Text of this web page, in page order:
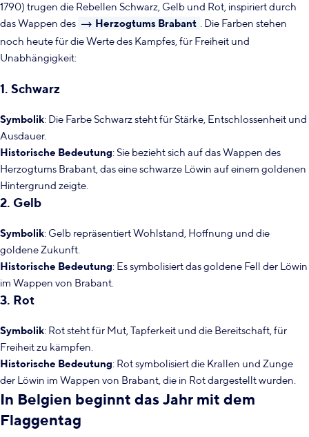
1790) trugen die Rebellen Schwarz, Gelb und Rot, inspiriert durch
das Wappen des
Herzogtums Brabant
. Die Farben stehen
noch heute für die Werte des Kampfes, für Freiheit und
Unabhängigkeit:
1. Schwarz
Symbolik: Die Farbe Schwarz steht für Stärke, Entschlossenheit und
Ausdauer.
Historische Bedeutung: Sie bezieht sich auf das Wappen des
Herzogtums Brabant, das eine schwarze Löwin auf einem goldenen
Hintergrund zeigte.
2. Gelb
Symbolik: Gelb repräsentiert Wohlstand, Hoffnung und die
goldene Zukunft.
Historische Bedeutung: Es symbolisiert das goldene Fell der Löwin
im Wappen von Brabant.
3. Rot
Symbolik: Rot steht für Mut, Tapferkeit und die Bereitschaft, für
Freiheit zu kämpfen.
Historische Bedeutung: Rot symbolisiert die Krallen und Zunge
der Löwin im Wappen von Brabant, die in Rot dargestellt wurden.
In Belgien beginnt das Jahr mit dem
Flaggentag